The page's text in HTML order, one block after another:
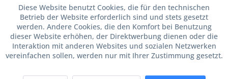
Diese Website benutzt Cookies, die für den technischen
Betrieb der Website erforderlich sind und stets gesetzt
werden. Andere Cookies, die den Komfort bei Benutzung
dieser Website erhöhen, der Direktwerbung dienen oder die
Interaktion mit anderen Websites und sozialen Netzwerken
vereinfachen sollen, werden nur mit Ihrer Zustimmung gesetzt.